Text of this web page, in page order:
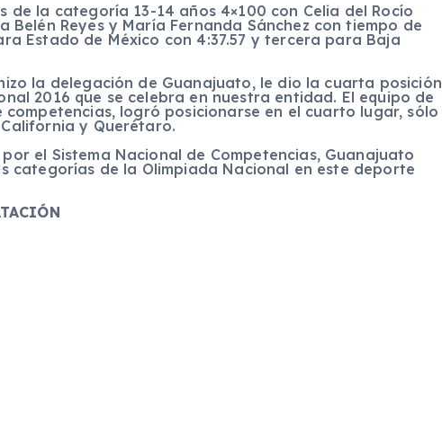
de la categoría 13-14 años 4×100 con Celia del Rocío
Belén Reyes y María Fernanda Sánchez con tiempo de
Estado de México con 4:37.57 y tercera para Baja
la delegación de Guanajuato, le dio la cuarta posición
2016 que se celebra en nuestra entidad. El equipo de
logró posicionarse en el cuarto lugar, sólo
y Querétaro.
el Sistema Nacional de Competencias, Guanajuato
categorías de la Olimpiada Nacional en este deporte